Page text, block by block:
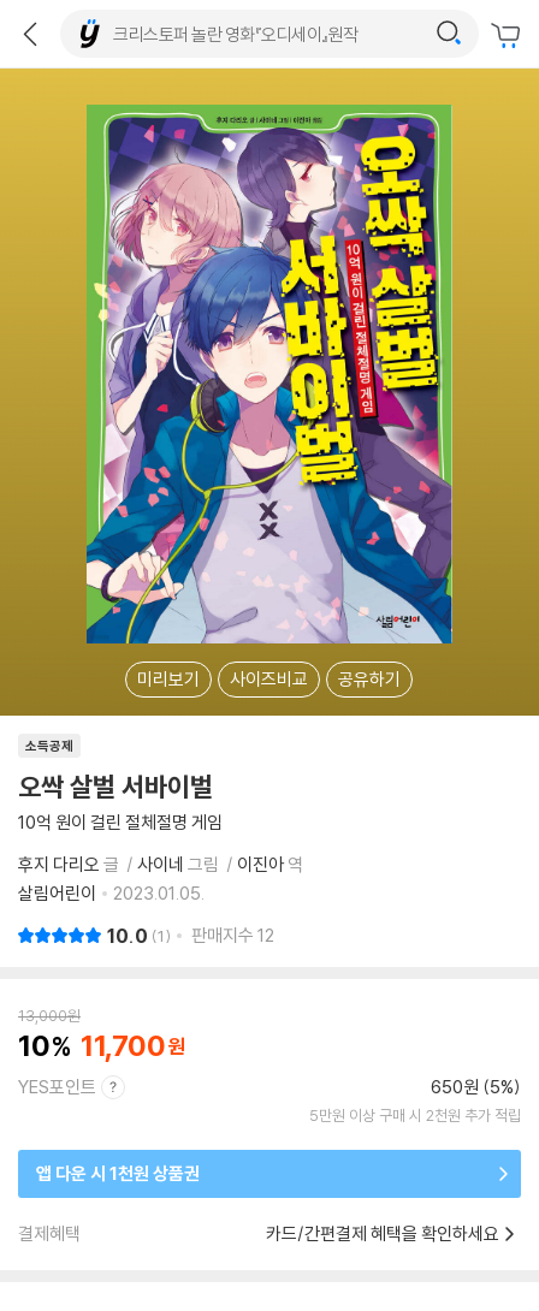
미리보기 사이즈비교 공유하기
소득공제
오싹 살벌 서바이벌
10억 원이 걸린 절체절명 게임
후지 다리오 글 사이네 그림 이진아역
살림어린이
2023.01.05.
10.0 1 판매지수 12
13,000원
10 11,700
YES포인트 650원 (5%)
5만원 이상 구매 시 2천원 추가 적립
앱 다운 시 1천원 상품권
결제혜택 카드/간편결제 혜택을 확인하세요